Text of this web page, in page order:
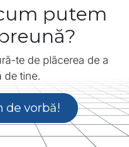
putem
te de plăcerea de a
de tine.
de vorbă!